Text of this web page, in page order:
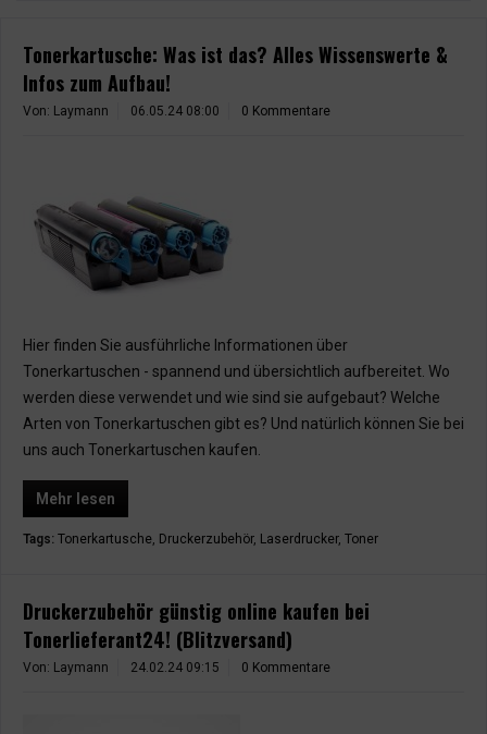
Tonerkartusche: Was ist das? Alles Wissenswerte &
Infos zum Aufbau!
Von: Laymann 06.05.24 08:00 0 Kommentare
Hier finden Sie ausführliche Informationen über
Tonerkartuschen - spannend und übersichtlich aufbereitet. Wo
werden diese verwendet und wie sind sie aufgebaut? Welche
Arten von Tonerkartuschen gibt es? Und natürlich können Sie bei
uns auch Tonerkartuschen kaufen.
Mehr lesen
Tags: Tonerkartusche, Druckerzubehör, Laserdrucker, Toner
Druckerzubehör günstig online kaufen bei
Tonerlieferant24! (Blitzversand)
Von: Laymann 24.02.24 09:15 0 Kommentare